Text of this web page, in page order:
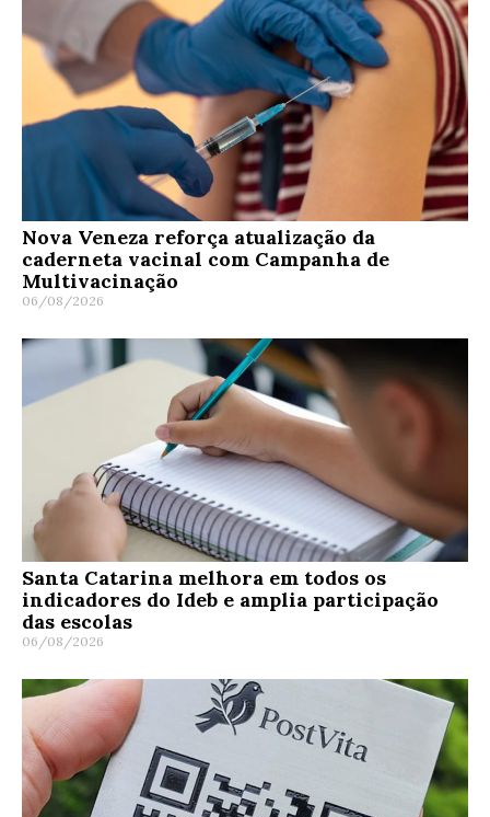
Nova Veneza reforça atualização da
caderneta vacinal com Campanha de
Multivacinação
06/08/2026
Santa Catarina melhora em todos os
indicadores do Ideb e amplia participação
das escolas
06/08/2026